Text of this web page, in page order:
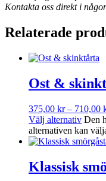
Kontakta oss direkt i
Relaterade
Ost &
375,00 kr – 710,00
Välj alternativ Den
alternativen kan
Klassisk